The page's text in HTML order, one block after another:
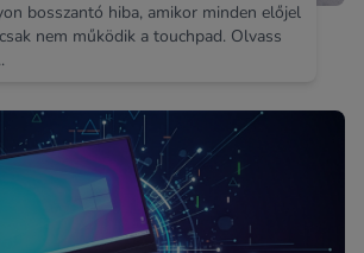
bosszantó hiba, amikor minden előjel
nem működik a touchpad. Olvass